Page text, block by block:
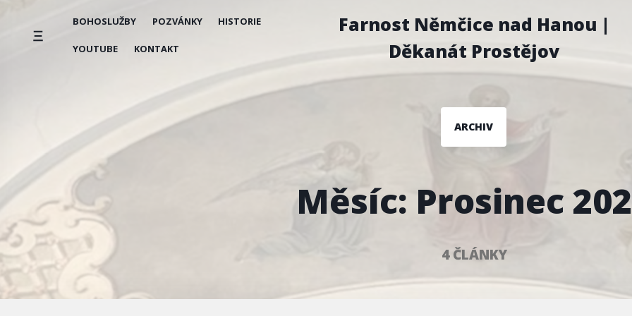
BOHOSLUŽBY POZVÁNKY HISTORIE
YOUTUBE KONTAKT
Farnost Němčice nad Hanou |
Děkanát Prostějov
ARCHIV
Měsíc: Prosinec
4 ČLÁNKY